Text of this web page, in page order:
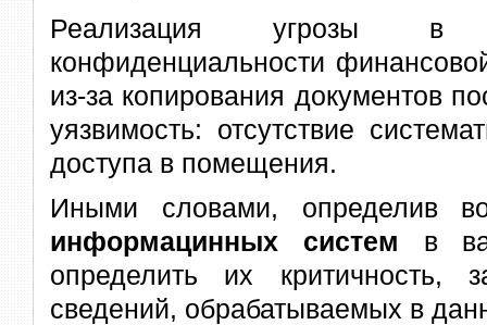
Реализация угрозы в
конфиденциальности
из-за копирования документов
уязвимость: отсутствие
доступа в помещения.
Иными словами, определив
информацинных систем в
определить их критичность,
сведений, обрабатываемых в